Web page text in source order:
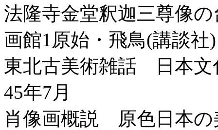
法隆寺金堂釈迦三尊像
画館1原始・飛鳥(講談
東北古美術雑話 日本
45年7月
肖像画概説 原色日本の